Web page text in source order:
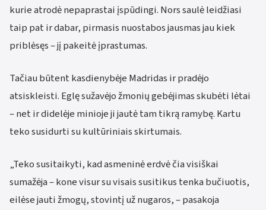
kurie atrodė nepaprastai įspūdingi. Nors saulė leidžiasi
taip pat ir dabar, pirmasis nuostabos jausmas jau kiek
priblėsęs – jį pakeitė įprastumas.
Tačiau būtent kasdienybėje Madridas ir pradėjo
atsiskleisti. Eglę sužavėjo žmonių gebėjimas skubėti lėtai
– net ir didelėje minioje ji jautė tam tikrą ramybę. Kartu
teko susidurti su kultūriniais skirtumais.
„Teko susitaikyti, kad asmeninė erdvė čia visiškai
sumažėja – kone visur su visais susitikus tenka bučiuotis,
eilėse jauti žmogų, stovintį už nugaros, – pasakoja